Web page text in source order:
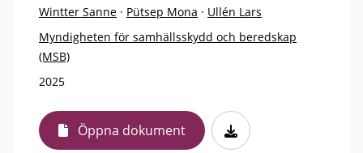
Wintter Sanne · Pütsep Mona · Ullén Lars
Myndigheten för samhällsskydd och beredskap
(MSB)
2025
Öppna dokument